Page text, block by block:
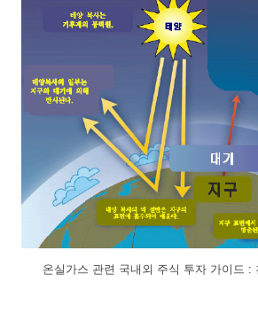
온실가스 관련 국내외 주식 투자 가이드 :